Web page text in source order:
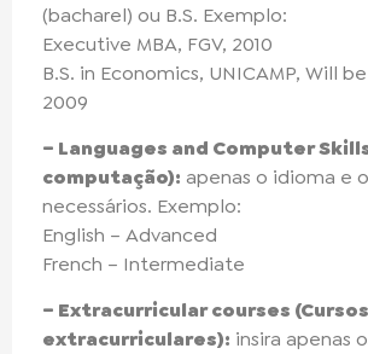
(bacharel) ou B.S. Exemplo:
Executive MBA, FGV, 2010
B.S. in Economics, UNICAMP, Will
2009
– Languages and Computer
computação): apenas o idioma e
necessários. Exemplo:
English – Advanced
French – Intermediate
– Extracurricular courses (Cursos
extracurriculares): insira apenas